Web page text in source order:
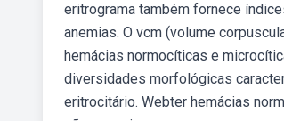
eritrograma também fornece
anemias. O vcm (volume
hemácias normocíticas e
diversidades morfológicas
eritrocitário. Webter hemácias